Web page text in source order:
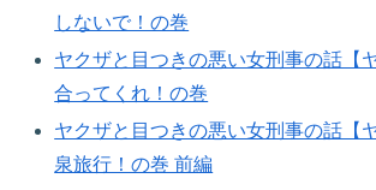
しないで！の巻​
ヤクザと目つきの悪い女刑事の話【
合ってくれ！の巻
ヤクザと目つきの悪い女刑事の話【
泉旅行！の巻 前編